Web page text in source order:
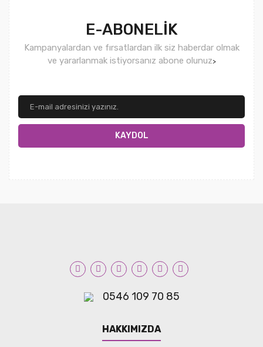
E-ABONELİK
Kampanyalardan ve fırsatlardan ilk siz haberdar olmak
ve yararlanmak istiyorsanız abone olunuz>
KAYDOL
0546 109 70 85
HAKKIMIZDA